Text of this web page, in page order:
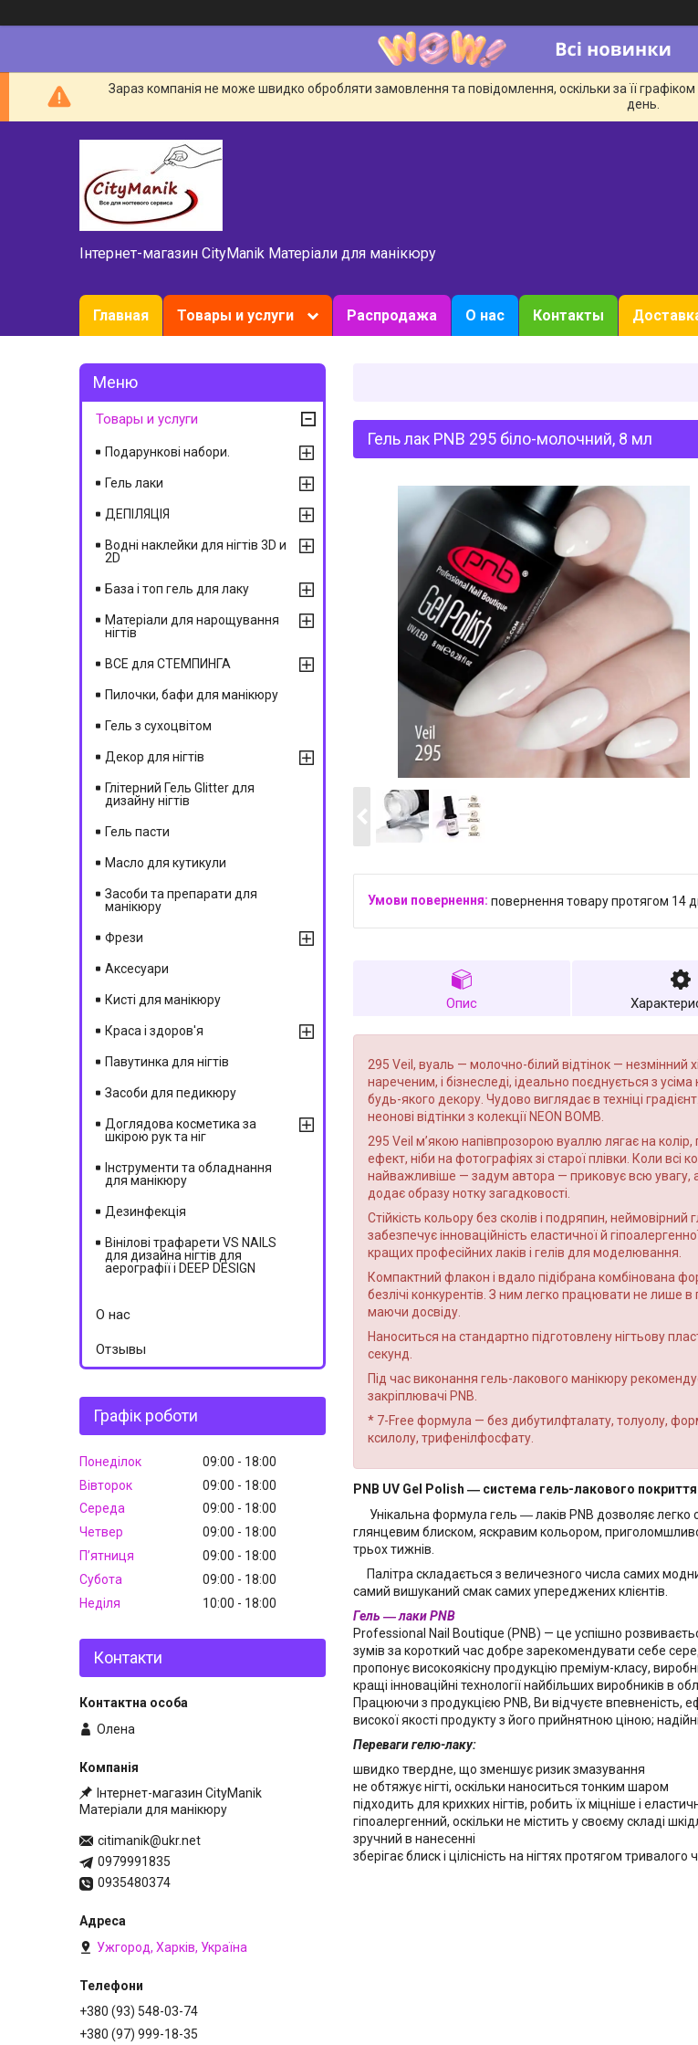
Зараз компанія не може швидко обробляти замовлення та повідомлення, оскільки за її
день.
Інтернет-магазин CityManik Матеріали для манікюру
Главная Товары и услуги Распродажа О нас Контакты
Гель лак PNB 295 біло-молочний, 8 мл
повернення товару протягом 14
Опис
295 Veil, вуаль — молочно-білий відтінок — незмінний
нареченим, і бізнеследі, ідеально поєднується з
будь-якого декору. Чудово виглядає в техніці
неонові відтінки з колекції NEON BOMB.
295 Veil м’якою напівпрозорою вуаллю лягає на
ефект, ніби на фотографіях зі старої плівки. Коли всі
найважливіше — задум автора — приковує всю увагу,
додає образу нотку загадковості.
Стійкість кольору без сколів і подряпин,
забезпечує інноваційність еластичної й
кращих професійних лаків і гелів для моделювання.
Компактний флакон і вдало підібрана комбінована
безлічі конкурентів. З ним легко працювати не лише
маючи досвіду.
Наноситься на стандартно підготовлену нігтьову
секунд.
Під час виконання гель-лакового манікюру
закріплювачі PNB.
* 7-Free формула — без дибутилфталату, толуолу,
ксилолу, трифенілфосфату.
PNB UV Gel Polish ― система гель-лакового покриття
Унікальна формула гель ― лаків PNB дозволяє легко
глянцевим блиском, яскравим кольором,
трьох тижнів.
Палітра складається з величезного числа самих
самий вишуканий смак самих упереджених клієнтів.
Гель ― лаки PNB
Professional Nail Boutique (PNB) — це успішно
зумів за короткий час добре зарекомендувати себе
пропонує високоякісну продукцію преміум-класу,
кращі інноваційні технології найбільших виробників в
Працюючи з продукцією PNB, Ви відчуєте впевненість,
високої якості продукту з його прийнятною ціною;
Переваги гелю-лаку:
швидко твердне, що зменшує ризик змазування
не обтяжує нігті, оскільки наноситься тонким шаром
підходить для крихких нігтів, робить їх міцніше і
гіпоалергенний, оскільки не містить у своєму складі
зручний в нанесенні
зберігає блиск і цілісність на нігтях протягом тривалого
Товары и услуги
Подарункові набори.
Гель лаки
ДЕПІЛЯЦІЯ
Водні наклейки для нігтів 3D и
2D
База і топ гель для лаку
Матеріали для нарощування
нігтів
ВСЕ для СТЕМПИНГА
Пилочки, бафи для манікюру
Гель з сухоцвітом
Декор для нігтів
Глітерний Гель Glitter для
дизайну нігтів
Гель пасти
Масло для кутикули
Засоби та препарати для
манікюру
Фрези
Аксесуари
Кисті для манікюру
Краса і здоров'я
Павутинка для нігтів
Засоби для педикюру
Доглядова косметика за
шкірою рук та ніг
Інструменти та обладнання
для манікюру
Дезинфекція
Вінілові трафарети VS NAILS
для дизайна нігтів для
аерографії і DEEP DESIGN
О нас
Отзывы
Графік роботи
Понеділок 09:00
18:00
Вівторок
09:00
18:00
Середа
09:00
18:00
Четвер
09:00
18:00
Пʼятниця
09:00
18:00
Субота
09:00
18:00
Неділя
10:00 18:00
Контакти
Олена
Інтернет-магазин CityManik
Матеріали для манікюру
citimanik@ukr.net
0979991835
0935480374
Ужгород, Харків, Україна
+380 (93) 548-03-74
+380 (97) 999-18-35